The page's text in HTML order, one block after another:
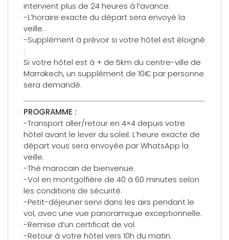
intervient plus de 24 heures à l’avance.
-L’horaire exacte du départ sera envoyé la
veille.
-Supplément à prévoir si votre hôtel est éloigné
:
Si votre hôtel est à + de 5km du centre-ville de
Marrakech, un supplément de 10€ par personne
sera demandé.
PROGRAMME :
-Transport aller/retour en 4×4 depuis votre
hôtel avant le lever du soleil. L’heure exacte de
départ vous sera envoyée par WhatsApp la
veille.
-Thé marocain de bienvenue.
-Vol en montgolfière de 40 à 60 minutes selon
les conditions de sécurité.
-Petit-déjeuner servi dans les airs pendant le
vol, avec une vue panoramique exceptionnelle.
-Remise d’un certificat de vol.
-Retour à votre hôtel vers 10h du matin.